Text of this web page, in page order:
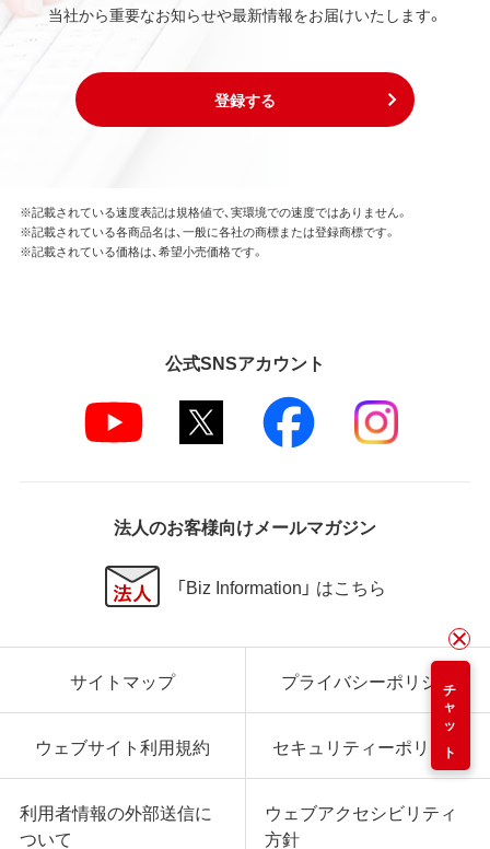
当社から重要なお知らせや最新情報をお届けいたします。
登録する
チャット
※記載されている速度表記は規格値で、実環境での速度ではありません。
※記載されている各商品名は、一般に各社の商標または登録商標です。
※記載されている価格は、希望小売価格です。
公式SNSアカウント
法人のお客様向けメールマガジン
「Biz Information」 はこちら
サイトマップ プライバシーポリシー
ウェブサイト利用規約 セキュリティーポリシー
利用者情報の外部送信に
ついて
ウェブアクセシビリティ
方針